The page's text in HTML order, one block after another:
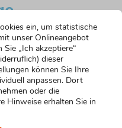
Rede zum 90.
ein, um statistische
unser Onlineangebot
„Ich akzeptiere“
dieser
können Sie Ihre
anpassen. Dort
oder die
Hinweise erhalten Sie in